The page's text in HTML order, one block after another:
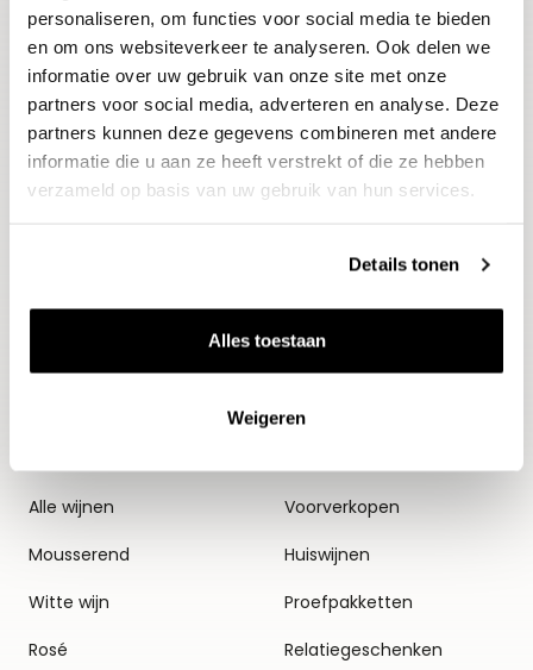
personaliseren, om functies voor social media te bieden
en om ons websiteverkeer te analyseren. Ook delen we
informatie over uw gebruik van onze site met onze
partners voor social media, adverteren en analyse. Deze
partners kunnen deze gegevens combineren met andere
informatie die u aan ze heeft verstrekt of die ze hebben
verzameld op basis van uw gebruik van hun services.
Details tonen
Alles toestaan
Weigeren
evenementen
E-mailadres
Aanmelden
Alle wijnen
Mousserend
Witte wijn
Rosé
Thema's
Voorverkopen
Huiswijnen
Proefpakketten
Relatiegeschenken